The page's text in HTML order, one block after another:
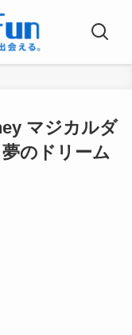
マジカルダ
のドリーム